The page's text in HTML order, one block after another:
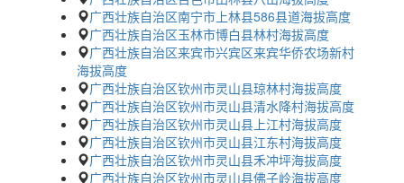
广西壮族自治区南宁市上林县586县道海拔高度
广西壮族自治区玉林市博白县林村海拔高度
广西壮族自治区来宾市兴宾区来宾华侨农场新村
海拔高度
广西壮族自治区钦州市灵山县琼林村海拔高度
广西壮族自治区钦州市灵山县清水降村海拔高度
广西壮族自治区钦州市灵山县上江村海拔高度
广西壮族自治区钦州市灵山县江东村海拔高度
广西壮族自治区钦州市灵山县禾冲坪海拔高度
广西壮族自治区钦州市灵山县佛子岭海拔高度